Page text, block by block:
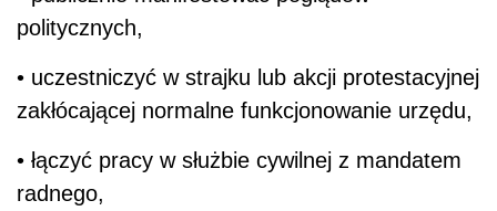
politycznych,
• uczestniczyć w strajku lub akcji protestacyjnej
zakłócającej normalne funkcjonowanie urzędu,
• łączyć pracy w służbie cywilnej z mandatem
radnego,